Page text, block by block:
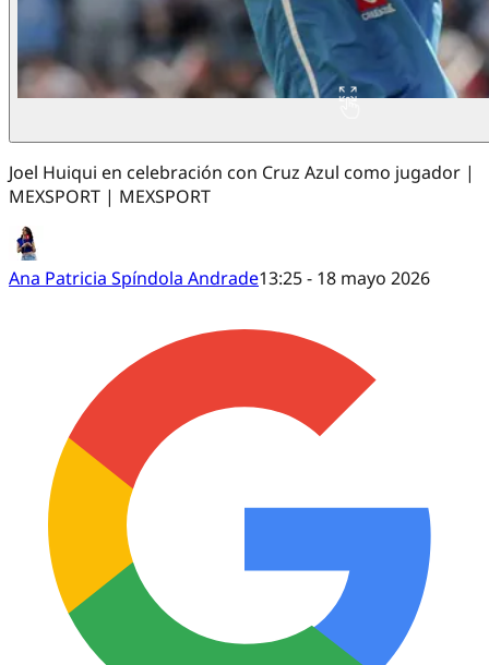
Joel Huiqui en celebración con Cruz Azul como jugador |
MEXSPORT | MEXSPORT
Ana Patricia Spíndola Andrade13:25 - 18 mayo 2026